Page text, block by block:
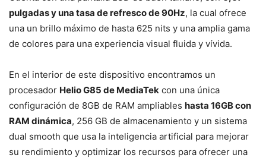
pulgadas y una tasa de refresco de 90Hz, la cual ofrece
una un brillo máximo de hasta 625 nits y una amplia gama
de colores para una experiencia visual fluida y vívida.
En el interior de este dispositivo encontramos un
procesador Helio G85 de MediaTek con una única
configuración de 8GB de RAM ampliables hasta 16GB con
RAM dinámica, 256 GB de almacenamiento y un sistema
dual smooth que usa la inteligencia artificial para mejorar
su rendimiento y optimizar los recursos para ofrecer una